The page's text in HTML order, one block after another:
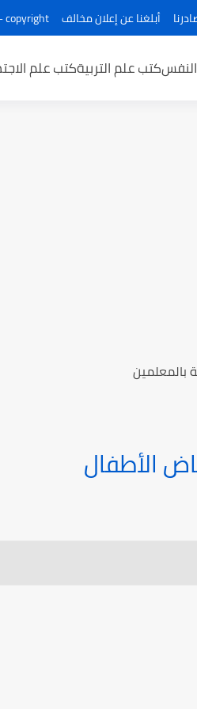
أبلغنا عن إعلان مخالف copyright - حقوق الملكية
كتب علم التربيةكتب علم
بالمعلمين
الأطفال